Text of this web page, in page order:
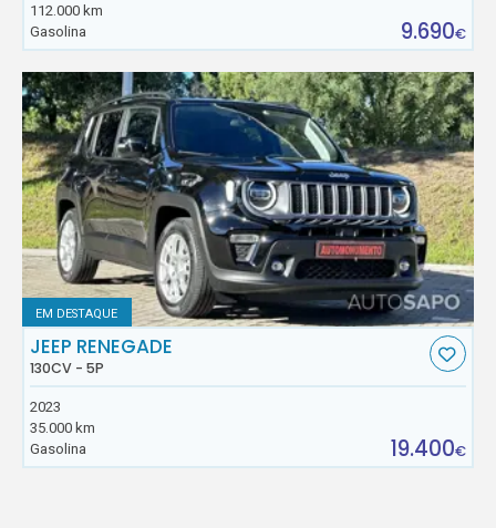
112.000 km
Gasolina
9.690€
EM DESTAQUE
JEEP RENEGADE
130CV - 5P
2023
35.000 km
Gasolina
19.400€